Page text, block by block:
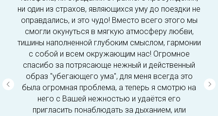
ни один из страхов, являющихся уму до поездки не
оправдались, и это чудо! Вместо всего этого мы
смогли окунуться в мягкую атмосферу любви,
тишины наполненной глубоким смыслом, гармонии
с собой и всем окружающим нас! Огромное
спасибо за потрясающе нежный и действенный
образ "убегающего ума", для меня всегда это
была огромная проблема, а теперь я смотрю на
него с Вашей нежностью и удаётся его
пригласить понаблюдать за дыханием, или